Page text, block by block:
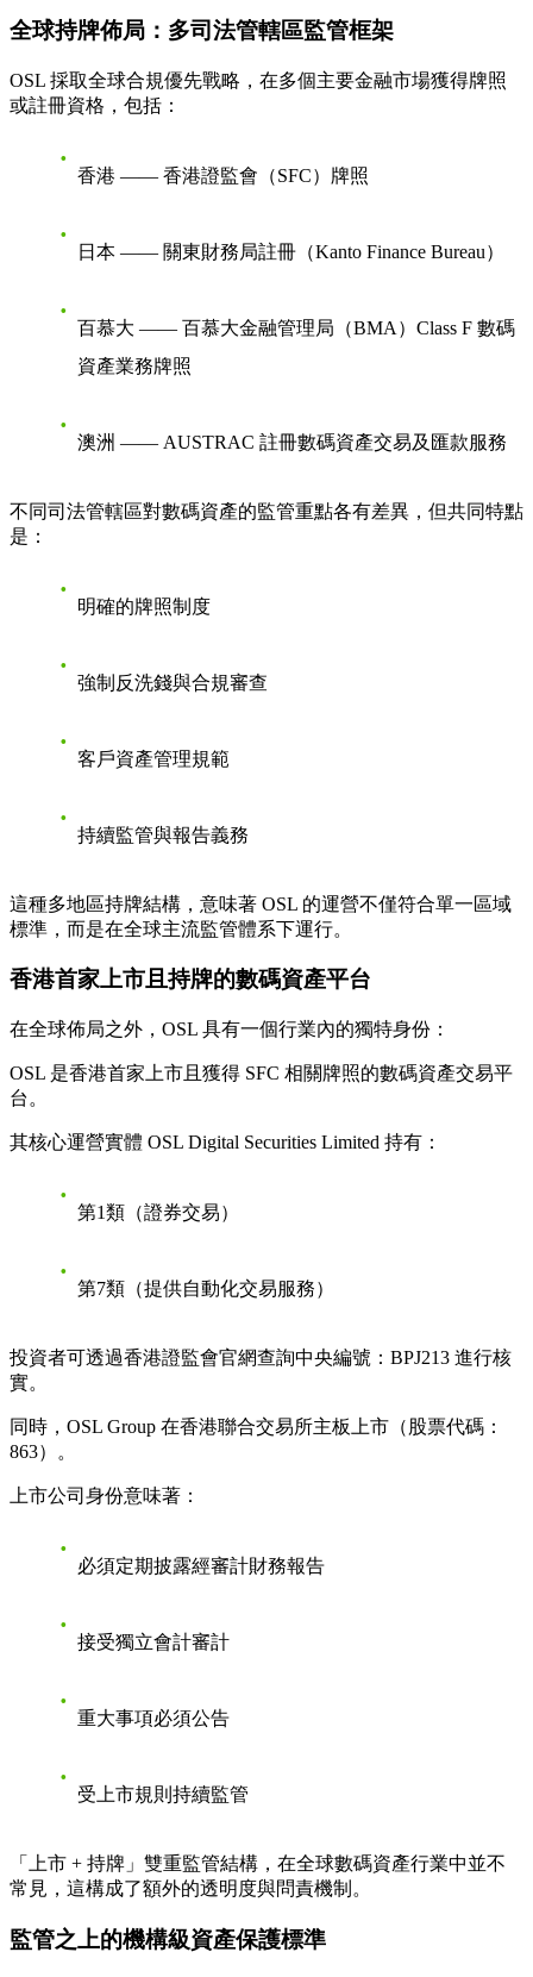
全球持牌佈局：多司法管轄區監管框架
OSL 採取全球合規優先戰略，在多個主要金融市場獲得牌照
或註冊資格，包括：
香港 —— 香港證監會（SFC）牌照
日本 —— 關東財務局註冊（Kanto Finance Bureau）
百慕大 —— 百慕大金融管理局（BMA）Class F 數碼
資產業務牌照
澳洲 —— AUSTRAC 註冊數碼資產交易及匯款服務
不同司法管轄區對數碼資產的監管重點各有差異，但共同特點
是：
明確的牌照制度
強制反洗錢與合規審查
客戶資產管理規範
持續監管與報告義務
這種多地區持牌結構，意味著 OSL 的運營不僅符合單一區域
標準，而是在全球主流監管體系下運行。
香港首家上市且持牌的數碼資產平台
在全球佈局之外，OSL 具有一個行業內的獨特身份：
OSL 是香港首家上市且獲得 SFC 相關牌照的數碼資產交易平
台。
其核心運營實體 OSL Digital Securities Limited 持有：
第1類（證券交易）
第7類（提供自動化交易服務）
投資者可透過香港證監會官網查詢中央編號： BPJ213 進行核
實。
同時，OSL Group 在香港聯合交易所主板上市（股票代碼：
863）。
上市公司身份意味著：
必須定期披露經審計財務報告
接受獨立會計審計
重大事項必須公告
受上市規則持續監管
「上市 + 持牌」雙重監管結構，在全球數碼資產行業中並不
常見，這構成了額外的透明度與問責機制。
監管之上的機構級資產保護標準